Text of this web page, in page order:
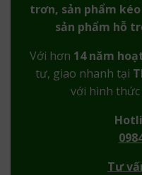
trơn, sản phẩm
sản phẩm hỗ
Với hơn 14 năm
tư, giao nhanh tại
với hình
Tư